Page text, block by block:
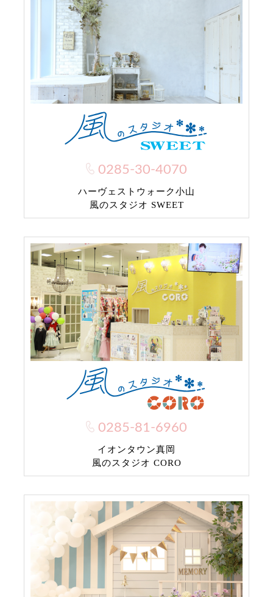
0285-30-4070
ハーヴェストウォーク小山
風のスタジオ SWEET
0285-81-6960
イオンタウン真岡
風のスタジオ CORO